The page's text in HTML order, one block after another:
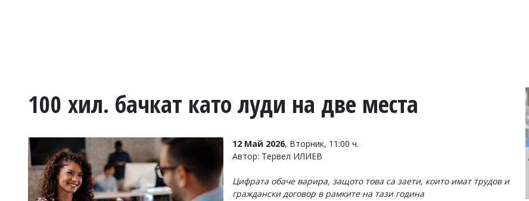
ВОЙНАТА
УКРАЙНА
СПОРТ
РАЗСЛЕДВАНЕ
100 хил. бачкат като луди на две места
12 Май 2026, Вторник, 11:00 ч.
Автор: Тервел ИЛИЕВ
Цифрата обаче варира, защото това са заети, които имат трудов и
граждански договор в рамките на тази година